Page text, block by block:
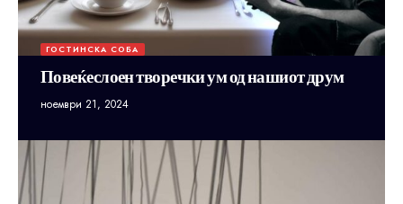
ГОСТИНСКА СОБА
Повеќеслоен творечки ум од нашиот друм
ноември 21, 2024